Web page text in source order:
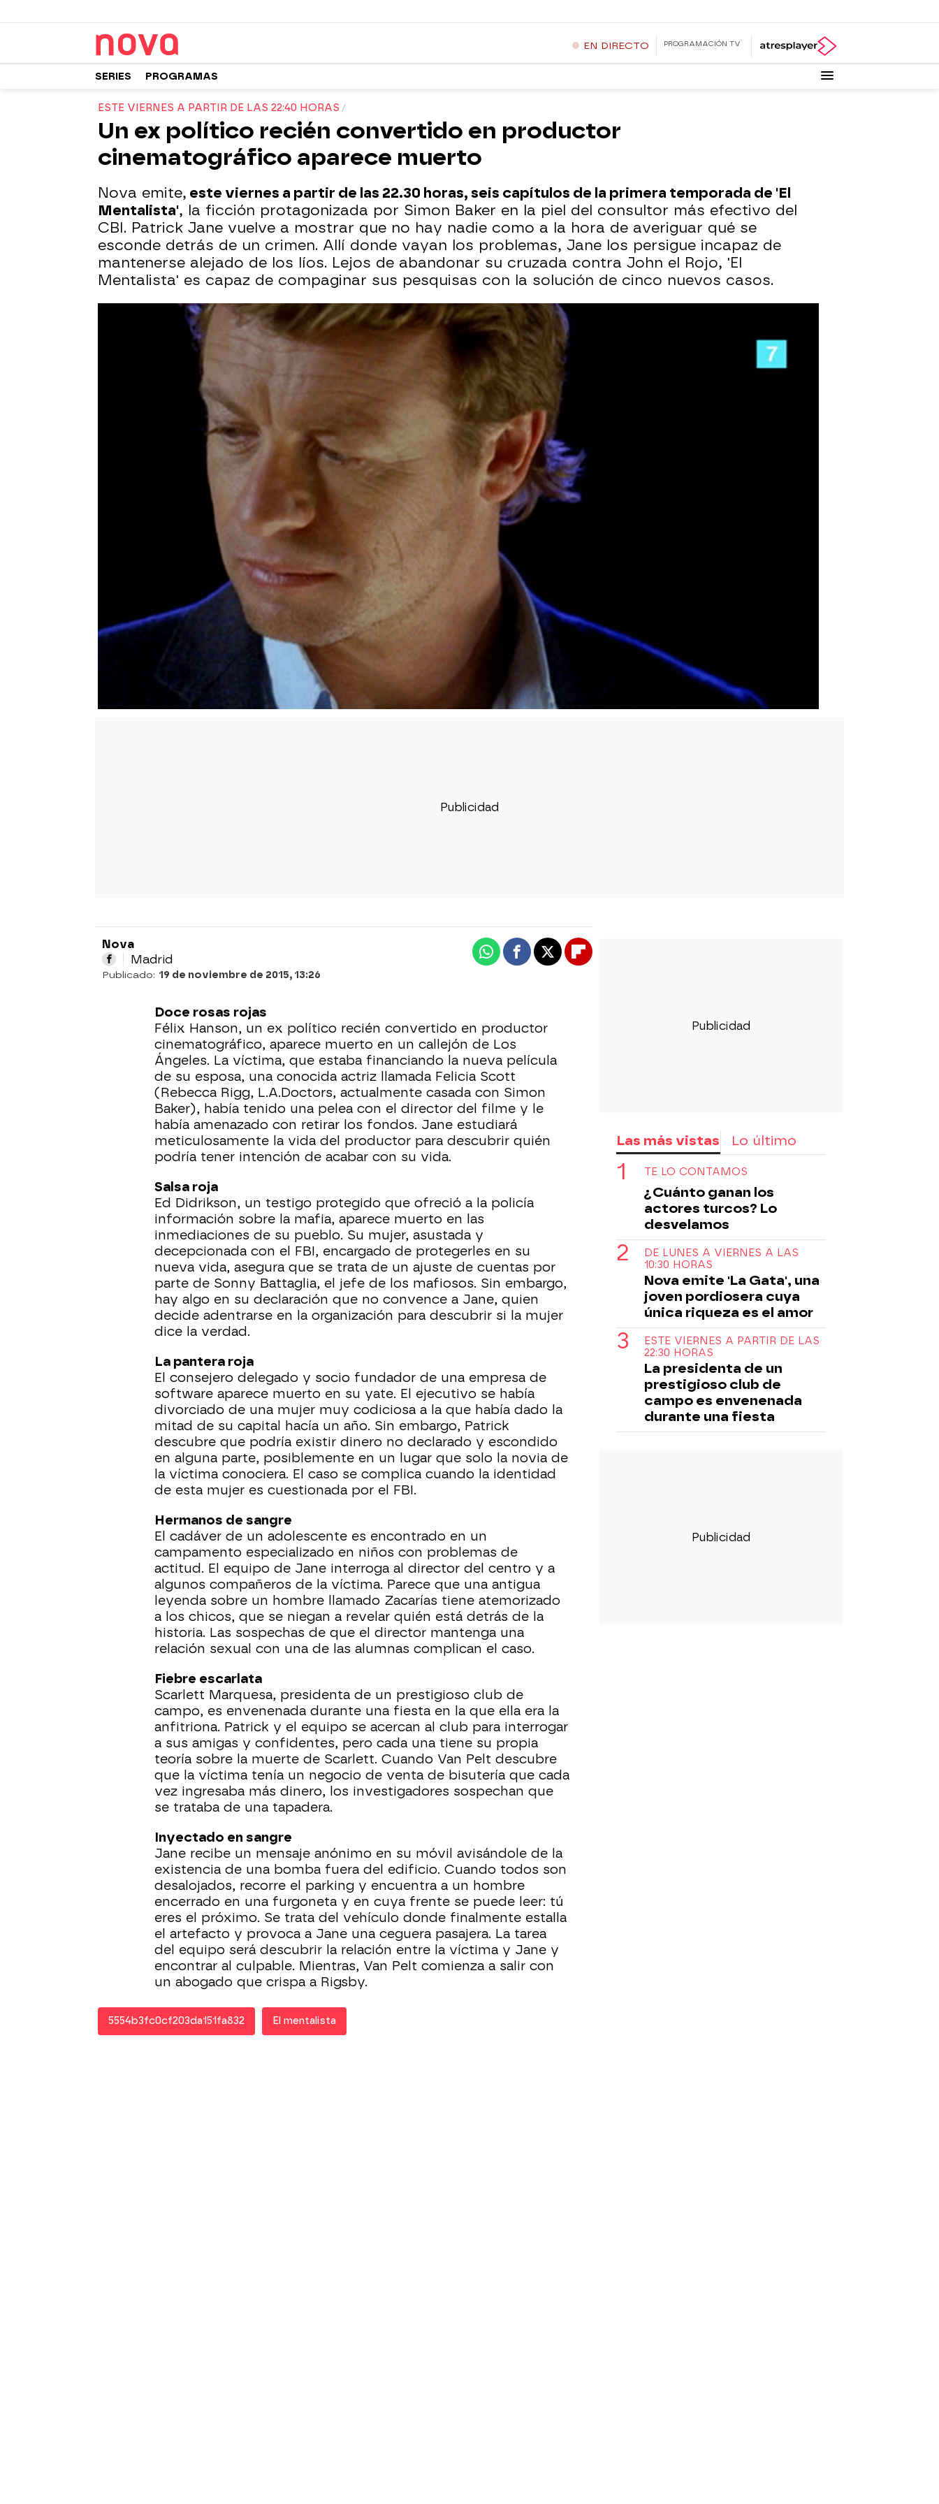
EN DIRECTO PROGRAMACIÓN TV
SERIES PROGRAMAS
ESTE VIERNES A PARTIR DE LAS 22:40 HORAS
Un ex político recién convertido en productor
cinematográfico aparece muerto
Nova emite, este viernes a partir de las 22.30 horas, seis capítulos de la primera temporada de 'El
Mentalista', la ficción protagonizada por Simon Baker en la piel del consultor más efectivo del
CBI. Patrick Jane vuelve a mostrar que no hay nadie como a la hora de averiguar qué se
esconde detrás de un crimen. Allí donde vayan los problemas, Jane los persigue incapaz de
mantenerse alejado de los líos. Lejos de abandonar su cruzada contra John el Rojo, 'El
Mentalista' es capaz de compaginar sus pesquisas con la solución de cinco nuevos casos.
Nova
Madrid
Publicado: 19 de noviembre de 2015, 13:26
WhatsappFacebook
X Flipboard
Doce rosas rojas
Félix Hanson, un ex político recién convertido en productor
cinematográfico, aparece muerto en un callejón de Los
Ángeles. La víctima, que estaba financiando la nueva película
de su esposa, una conocida actriz llamada Felicia Scott
(Rebecca Rigg, L.A.Doctors, actualmente casada con Simon
Baker), había tenido una pelea con el director del filme y le
había amenazado con retirar los fondos. Jane estudiará
meticulosamente la vida del productor para descubrir quién
podría tener intención de acabar con su vida.
Salsa roja
Ed Didrikson, un testigo protegido que ofreció a la policía
información sobre la mafia, aparece muerto en las
inmediaciones de su pueblo. Su mujer, asustada y
decepcionada con el FBI, encargado de protegerles en su
nueva vida, asegura que se trata de un ajuste de cuentas por
parte de Sonny Battaglia, el jefe de los mafiosos. Sin embargo,
hay algo en su declaración que no convence a Jane, quien
decide adentrarse en la organización para descubrir si la mujer
dice la verdad.
La pantera roja
El consejero delegado y socio fundador de una empresa de
software aparece muerto en su yate. El ejecutivo se había
divorciado de una mujer muy codiciosa a la que había dado la
mitad de su capital hacía un año. Sin embargo, Patrick
descubre que podría existir dinero no declarado y escondido
en alguna parte, posiblemente en un lugar que solo la novia de
la víctima conociera. El caso se complica cuando la identidad
de esta mujer es cuestionada por el FBI.
Hermanos de sangre
El cadáver de un adolescente es encontrado en un
campamento especializado en niños con problemas de
actitud. El equipo de Jane interroga al director del centro y a
algunos compañeros de la víctima. Parece que una antigua
leyenda sobre un hombre llamado Zacarías tiene atemorizado
a los chicos, que se niegan a revelar quién está detrás de la
historia. Las sospechas de que el director mantenga una
relación sexual con una de las alumnas complican el caso.
Fiebre escarlata
Scarlett Marquesa, presidenta de un prestigioso club de
campo, es envenenada durante una fiesta en la que ella era la
anfitriona. Patrick y el equipo se acercan al club para interrogar
a sus amigas y confidentes, pero cada una tiene su propia
teoría sobre la muerte de Scarlett. Cuando Van Pelt descubre
que la víctima tenía un negocio de venta de bisutería que cada
vez ingresaba más dinero, los investigadores sospechan que
se trataba de una tapadera.
Inyectado en sangre
Jane recibe un mensaje anónimo en su móvil avisándole de la
existencia de una bomba fuera del edificio. Cuando todos son
desalojados, recorre el parking y encuentra a un hombre
encerrado en una furgoneta y en cuya frente se puede leer: tú
eres el próximo. Se trata del vehículo donde finalmente estalla
el artefacto y provoca a Jane una ceguera pasajera. La tarea
del equipo será descubrir la relación entre la víctima y Jane y
encontrar al culpable. Mientras, Van Pelt comienza a salir con
un abogado que crispa a Rigsby.
5554b3fc0cf203da151fa832 El mentalista
Las más vistas Lo último
TE LO CONTAMOS
¿Cuánto ganan los
actores turcos? Lo
desvelamos
DE LUNES A VIERNES A LAS
10:30 HORAS
Nova emite 'La Gata', una
joven pordiosera cuya
única riqueza es el amor
ESTE VIERNES A PARTIR DE LAS
22:30 HORAS
La presidenta de un
prestigioso club de
campo es envenenada
durante una fiesta